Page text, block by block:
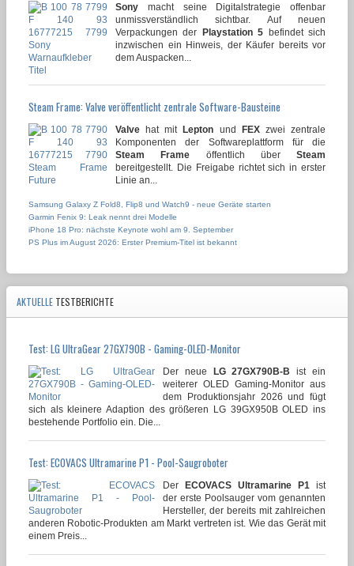
Sony macht seine Digitalstrategie offenbar
unmissverständlich sichtbar. Auf neuen
Verpackungen der Playstation 5 befindet sich
inzwischen ein Hinweis, der Käufer bereits vor
dem Auspacken...
Steam Frame: Valve veröffentlicht zentrale Software-Bausteine
Valve hat mitLepton und FEXzwei zentrale
Komponenten der Softwareplattform für die
Steam Frame öffentlich über Steam
bereitgestellt. Die Freigabe richtet sich in erster
Linie an...
Samsung Galaxy Z Fold8, Flip8 und Watch9 - neue Geräte starten
Garmin Fenix 9: Leak nennt drei Modelle
iPhone 18 Pro: nächste Keynote wohl am 9. September
PS Plus im August 2026: Erster Premium-Titel ist bekannt
AKTUELLE TESTBERICHTE
Test: LG UltraGear 27GX790B - Gaming-OLED-Monitor
Der neue LG 27GX790B-B
ist ein
weiterer OLED Gaming-Monitor aus
dem Produktionsjahr 2026 und fügt
sich als kleinere Adaption des größeren LG 39GX950B OLED ins
bestehende Portfolio ein. Die...
Test: ECOVACS Ultramarine P1 - Pool-Saugroboter
Der ECOVACS Ultramarine P1 ist
der erste Poolsauger vom genannten
Hersteller, der bereits mit zahlreichen
anderen Robotic-Produkten am Markt vertreten ist. Wie das Gerät mit
einem Preis...